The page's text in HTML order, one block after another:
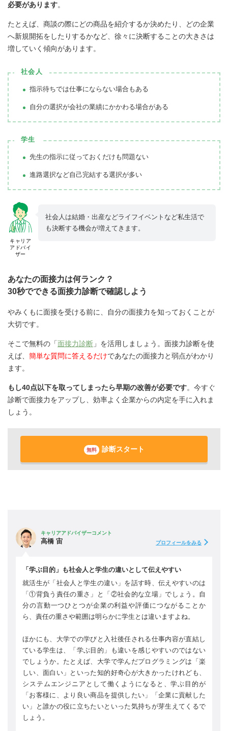
必要があります。
たとえば、商談の際にどの商品を紹介するか決めたり、どの企業
へ新規開拓をしたりするかなど、徐々に決断することの大きさは
増していく傾向があります。
社会人
指示待ちでは仕事にならない場合もある
自分の選択が会社の業績にかかわる場合がある
学生
先生の指示に従っておくだけも問題ない
進路選択など自己完結する選択が多い
キャリア
アドバイ
ザー
社会人は結婚・出産などライフイベントなど私生活で
も決断する機会が増えてきます。
あなたの面接力は何ランク？
30秒でできる面接力診断で確認しよう
やみくもに面接を受ける前に、自分の面接力を知っておくことが
大切です。
そこで無料の「面接力診断 」を活用しましょう。面接力診断を使
えば、 簡単な質問に答えるだけであなたの面接力と弱点がわかり
ます。
もし40点以下を取ってしまったら早期の改善が必要です。今すぐ
診断で面接力をアップし、効率よく企業からの内定を手に入れま
しょう。
無料 診断スタート
キャリアアドバイザーコメント
高橋 宙 プロフィールをみる
「学ぶ目的」も社会人と学生の違いとして伝えやすい
就活生が「社会人と学生の違い」を話す時、伝えやすいのは
「①背負う責任の重さ」と「②社会的な立場」でしょう。自
分の言動一つひとつが企業の利益や評価につながることか
ら、責任の重さや範囲は明らかに学生とは違いますよね。
ほかにも、大学での学びと入社後任される仕事内容が直結し
ている学生は、「学ぶ目的」も違いを感じやすいのではない
でしょうか。たとえば、大学で学んだプログラミングは「楽
しい、面白い」といった知的好奇心が大きかったけれども、
システムエンジニアとして働くようになると、学ぶ目的が
「お客様に、より良い商品を提供したい」「企業に貢献した
い」と誰かの役に立ちたいといった気持ちが芽生えてくるで
しょう。